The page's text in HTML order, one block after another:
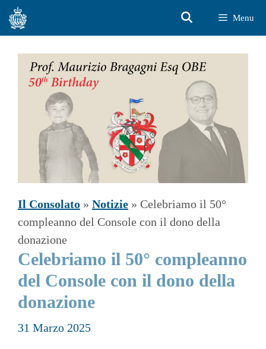
Vai
Menu
Il Consolato » Notizie » Celebriamo il 50°
compleanno del Console con il dono della
donazione
Celebriamo il 50° compleanno
del Console con il dono della
donazione
31 Marzo 2025